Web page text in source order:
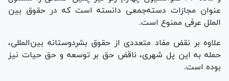
عنوان مجازات دسته‌­جمعی دانسته است که در حقوق بین­‌
الملل عرفی ممنوع است.
علاوه بر نقض مفاد متعددی از حقوق بشردوستانه بین­‌المللی،
حمله به این پل شهری، ناقض حق بر توسعه و حق حیات نیز
بوده است.